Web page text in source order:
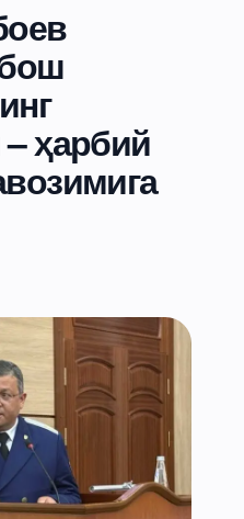
ҳарбий